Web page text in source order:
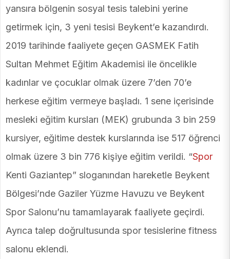
yansıra bölgenin sosyal tesis talebini yerine
getirmek için, 3 yeni tesisi Beykent’e kazandırdı.
2019 tarihinde faaliyete geçen GASMEK Fatih
Sultan Mehmet Eğitim Akademisi ile öncelikle
kadınlar ve çocuklar olmak üzere 7’den 70’e
herkese eğitim vermeye başladı. 1 sene içerisinde
mesleki eğitim kursları (MEK) grubunda 3 bin 259
kursiyer, eğitime destek kurslarında ise 517 öğrenci
olmak üzere 3 bin 776 kişiye eğitim verildi. “Spor
Kenti Gaziantep” sloganından hareketle Beykent
Bölgesi’nde Gaziler Yüzme Havuzu ve Beykent
Spor Salonu’nu tamamlayarak faaliyete geçirdi.
Ayrıca talep doğrultusunda spor tesislerine fitness
salonu eklendi.